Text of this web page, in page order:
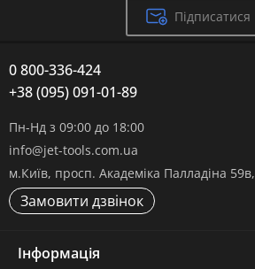
Підписатися
0 800-336-424
+38 (095) 091-01-89
Пн-Нд з 09:00 до 18:00
info@jet-tools.com.ua
м.Київ, просп. Академіка Палладіна
Замовити дзвінок
Інформація